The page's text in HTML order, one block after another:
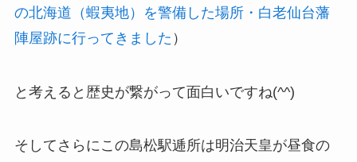
の北海道（蝦夷地）を警備した場所・白老仙台藩
陣屋跡に行ってきました ）
と考えると歴史が繋がって面白いですね(^^)
そしてさらにこの島松駅逓所は明治天皇が昼食の